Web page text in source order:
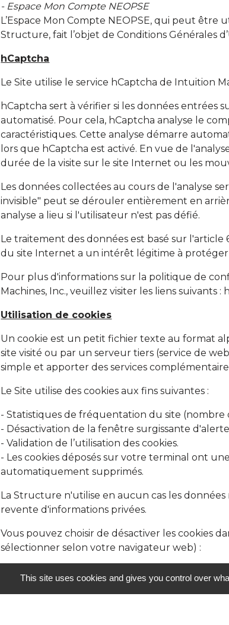
- Espace Mon Compte NEOPSE
L’Espace Mon Compte NEOPSE, qui peut
Structure, fait l’objet de Conditions Générales
hCaptcha
Le Site utilise le service hCaptcha de Intuition
hCaptcha sert à vérifier si les données
automatisé. Pour cela, hCaptcha analyse le
caractéristiques. Cette analyse démarre
lors que hCaptcha est activé. En vue de
durée de la visite sur le site Internet ou les
Les données collectées au cours de l'analyse
invisible" peut se dérouler entièrement en
analyse a lieu si l'utilisateur n'est pas défié.
Le traitement des données est basé sur
du site Internet a un intérêt légitime à
Pour plus d'informations sur la politique de
Machines, Inc., veuillez visiter les liens suivants :
Utilisation de cookies
Un cookie est un petit fichier texte au format
site visité ou par un serveur tiers (service de
simple et apporter des services
Le Site utilise des cookies aux fins suivantes :
- Statistiques de fréquentation du site (nombre
- Désactivation de la fenêtre surgissante
- Validation de l’utilisation des cookies.
- Les cookies déposés sur votre terminal ont
automatiquement supprimés.
La Structure n'utilise en aucun cas les
revente d'informations privées.
Vous pouvez choisir de désactiver les cookies
sélectionner selon votre navigateur web) :
https://support.mozilla.org/fr/
redirectlocale=fr&redirectslug=activer-
This site uses cookies and gives you control over